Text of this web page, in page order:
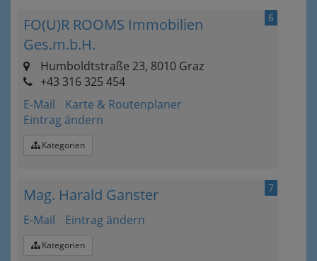
6
FO(U)R ROOMS Immobilien
Ges.m.b.H.
Humboldtstraße 23, 8010 Graz
+43 316 325 454
E-Mail
Karte & Routenplaner
Eintrag ändern
Kategorien
7
Mag. Harald Ganster
E-Mail Eintrag ändern
Kategorien